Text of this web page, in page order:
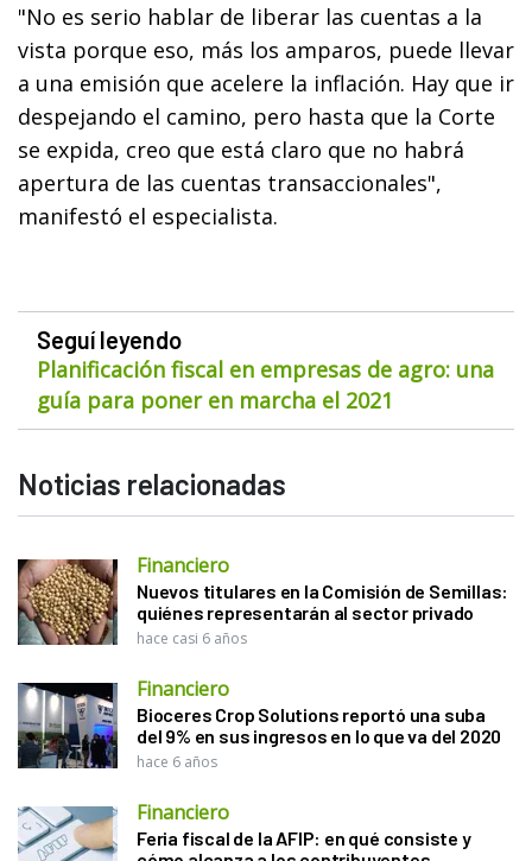
"No es serio hablar de liberar las cuentas a la
vista porque eso, más los amparos, puede llevar
a una emisión que acelere la inflación. Hay que ir
despejando el camino, pero hasta que la Corte
se expida, creo que está claro que no habrá
apertura de las cuentas transaccionales",
manifestó el especialista.
Seguí leyendo
Planificación fiscal en empresas de agro: una
guía para poner en marcha el 2021
Noticias relacionadas
Financiero
Nuevos titulares en la Comisión de Semillas:
quiénes representarán al sector privado
hace casi 6 años
Financiero
Bioceres Crop Solutions reportó una suba
del 9% en sus ingresos en lo que va del 2020
hace 6 años
Financiero
Feria fiscal de la AFIP: en qué consiste y